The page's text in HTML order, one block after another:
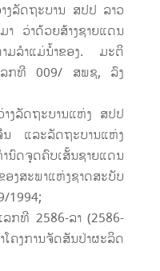
ງລັດຖະບານ ສປປ ລາວ
ວ່າດ້ວຍສ້າງຊາຍແດນ
ມລຳແມ່ນ້ຳຂອງ. ມະຕິ
ເລກທີ 009/ ສພຊ, ລົງ
ງລັດຖະບານແຫ່ງ ສປປ
ແລະລັດຖະບານແຫ່ງ
ນົດຈຸດຄົບເສັ້ນຊາຍແດນ
ສະພາແຫ່ງຊາດສະບັບ
1994;
ກທີ 2586-ລາ (2586-
ຄງການຈັດສັນປ່າຜະລິດ